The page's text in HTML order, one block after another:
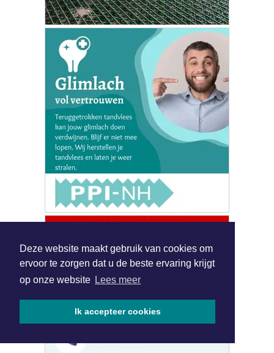
Deze website maakt gebruik van cookies om
ervoor te zorgen dat u de beste ervaring krijgt
op onze website Lees meer
Ik accepteer cookies
| Nieuws | Sport | Evenementen
van Benthuizenlaan 1
1701 BZ Heerhugowaard
072 8200 600
redactie@xyto.nl
www.xyto.nl
SOCIAL MEDIA